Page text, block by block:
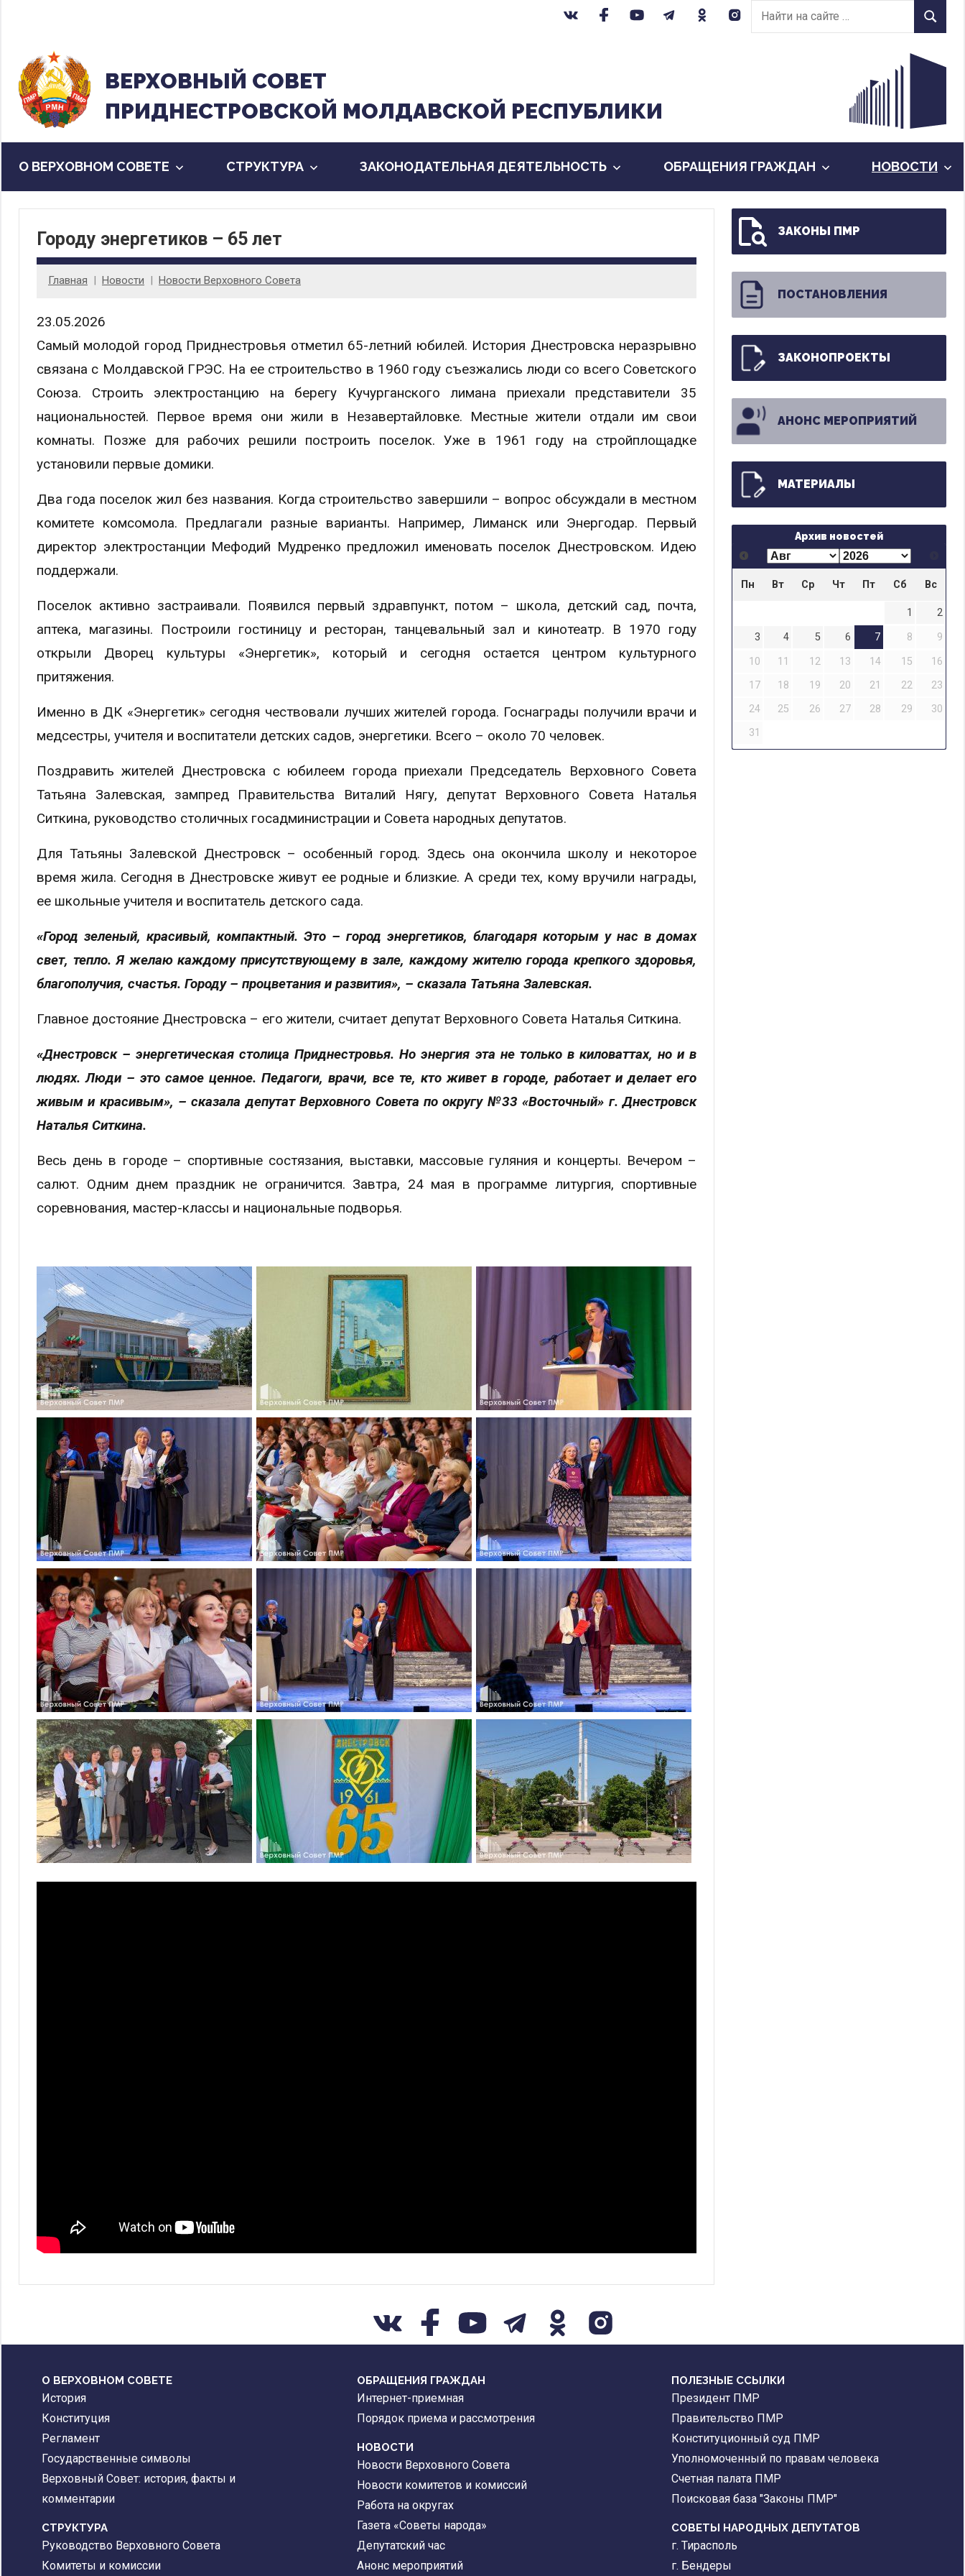
содержанию
Найти
на
Найти
ВЕРХОВНЫЙ CОВЕТ
ПРИДНЕСТРОВСКОЙ МОЛДАВСКОЙ РЕСПУБЛИКИ
О ВЕРХОВНОМ СОВЕТЕ CТРУКТУРА ЗАКОНОДАТЕЛЬНАЯ ДЕЯТЕЛЬНОСТЬ ОБРАЩЕНИЯ ГРАЖДАН НОВОСТИ
Городу энергетиков – 65 лет
Главная Новости Новости Верховного Совета
23.05.2026
Самый молодой город Приднестровья отметил 65-летний юбилей. История Днестровска неразрывно
связана с Молдавской ГРЭС. На ее строительство в 1960 году съезжались люди со всего Советского
Союза. Строить электростанцию на берегу Кучурганского лимана приехали представители 35
национальностей. Первое время они жили в Незавертайловке. Местные жители отдали им свои
комнаты. Позже для рабочих решили построить поселок. Уже в 1961 году на стройплощадке
установили первые домики.
Два года поселок жил без названия. Когда строительство завершили – вопрос обсуждали в местном
комитете комсомола. Предлагали разные варианты. Например, Лиманск или Энергодар. Первый
директор электростанции Мефодий Мудренко предложил именовать поселок Днестровском. Идею
поддержали.
Поселок активно застраивали. Появился первый здравпункт, потом – школа, детский сад, почта,
аптека, магазины. Построили гостиницу и ресторан, танцевальный зал и кинотеатр. В 1970 году
открыли Дворец культуры «Энергетик», который и сегодня остается центром культурного
притяжения.
Именно в ДК «Энергетик» сегодня чествовали лучших жителей города. Госнаграды получили врачи и
медсестры, учителя и воспитатели детских садов, энергетики. Всего – около 70 человек.
Поздравить жителей Днестровска с юбилеем города приехали Председатель Верховного Совета
Татьяна Залевская, зампред Правительства Виталий Нягу, депутат Верховного Совета Наталья
Ситкина, руководство столичных госадминистрации и Совета народных депутатов.
Для Татьяны Залевской Днестровск – особенный город. Здесь она окончила школу и некоторое
время жила. Сегодня в Днестровске живут ее родные и близкие. А среди тех, кому вручили награды,
ее школьные учителя и воспитатель детского сада.
«Город зеленый, красивый, компактный. Это – город энергетиков, благодаря которым у нас в домах
свет, тепло. Я желаю каждому присутствующему в зале, каждому жителю города крепкого здоровья,
благополучия, счастья. Городу – процветания и развития», – сказала Татьяна Залевская.
Главное достояние Днестровска – его жители, считает депутат Верховного Совета Наталья Ситкина.
«Днестровск – энергетическая столица Приднестровья. Но энергия эта не только в киловаттах, но и в
людях. Люди – это самое ценное. Педагоги, врачи, все те, кто живет в городе, работает и делает его
живым и красивым», – сказала депутат Верховного Совета по округу №33 «Восточный» г. Днестровск
Наталья Ситкина.
Весь день в городе – спортивные состязания, выставки, массовые гуляния и концерты. Вечером –
салют. Одним днем праздник не ограничится. Завтра, 24 мая в программе литургия, спортивные
соревнования, мастер-классы и национальные подворья.
ЗАКОНЫ ПМР
ПОСТАНОВЛЕНИЯ
ЗАКОНОПРОЕКТЫ
АНОНС МЕРОПРИЯТИЙ
МАТЕРИАЛЫ
Архив новостей
Пн Вт Ср Чт Пт Сб Вс
1
2
3
4 5 6 7 8
9
10
11 12 13 14 15
16
17
18 19 20 21 22
23
24
25 26 27 28 29
30
31
О ВЕРХОВНОМ СОВЕТЕ
История
Конституция
Регламент
Государственные символы
Верховный Совет: история, факты и
комментарии
CТРУКТУРА
Руководство Верховного Совета
Комитеты и комиссии
ОБРАЩЕНИЯ ГРАЖДАН
Интернет-приемная
Порядок приема и рассмотрения
НОВОСТИ
Новости Верховного Совета
Новости комитетов и комиссий
Работа на округах
Газета «Советы народа»
Депутатский час
Анонс мероприятий
ПОЛЕЗНЫЕ ССЫЛКИ
Президент ПМР
Правительство ПМР
Конституционный суд ПМР
Уполномоченный по правам человека
Счетная палата ПМР
Поисковая база "Законы ПМР"
СОВЕТЫ НАРОДНЫХ ДЕПУТАТОВ
г. Тирасполь
г. Бендеры